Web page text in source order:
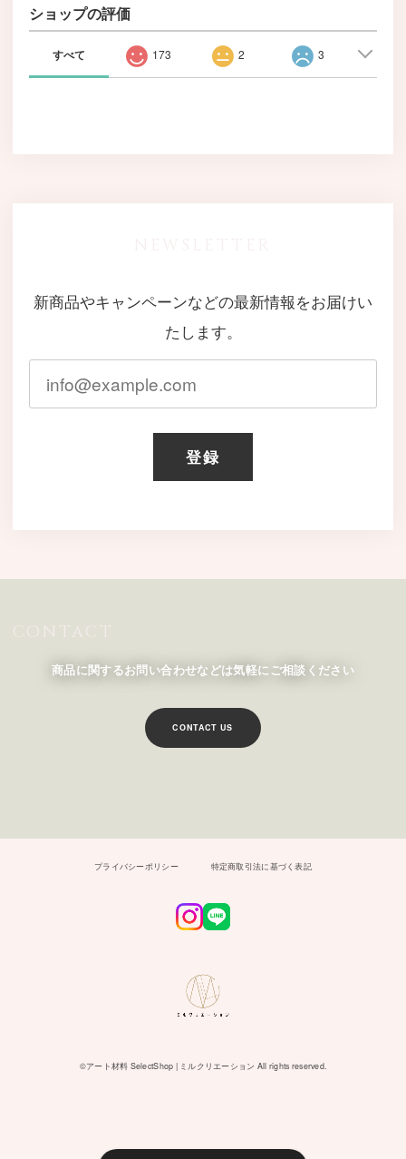
ショップの評価
すべて 173 2 3
新商品やキャンペーンなどの最新情報をお届けい
たします。
登録
CONTACT
商品に関するお問い合わせなどは気軽にご相談ください
CONTACT US
プライバシーポリシー 特定商取引法に基づく表記
©︎アート材料 SelectShop | ミルクリエーション All rights reserved.